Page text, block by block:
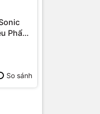
Phẩm
So sánh